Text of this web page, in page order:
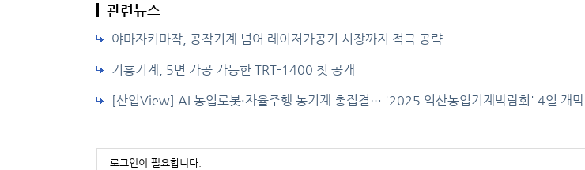
관련뉴스
야마자키마작, 공작기계 넘어 레이저가공기 시장까지 적극 공략
기흥기계, 5면 가공 가능한 TRT-1400 첫 공개
[산업View] AI 농업로봇·자율주행 농기계 총집결… '2025 익산농업기계박람회' 4일 개막
로그인이 필요합니다.